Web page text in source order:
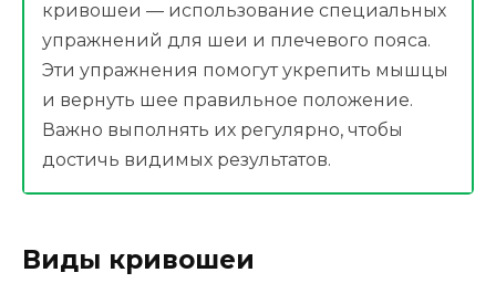
кривошеи — использование специальных
упражнений для шеи и плечевого пояса.
Эти упражнения помогут укрепить мышцы
и вернуть шее правильное положение.
Важно выполнять их регулярно, чтобы
достичь видимых результатов.
Виды кривошеи